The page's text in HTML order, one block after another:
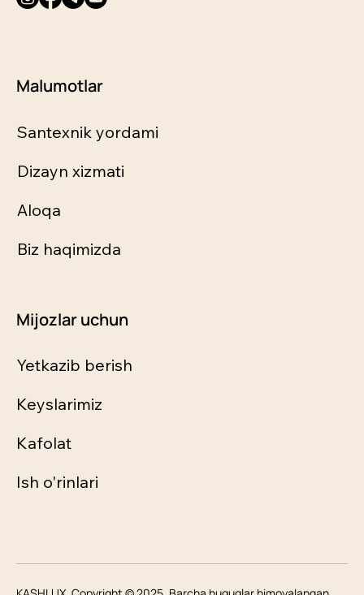
Malumotlar
Santexnik yordami
Dizayn xizmati
Aloqa
Biz haqimizda
Mijozlar uchun
Yetkazib berish
Keyslarimiz
Kafolat
Ish o'rinlari